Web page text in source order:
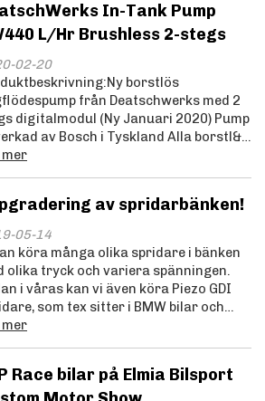
In-Tank Pump
L/Hr Brushless 2-stegs
02-20
borstlös
från Deatschwerks med 2
digitalmodul (Ny Januari 2020) Pump
av Bosch i Tyskland Alla borstl&…
mer
av spridarbänken!
05-14
köra många olika spridare i bänken
olika tryck och variera spänningen.
i våras kan vi även köra Piezo GDI
som tex sitter i BMW bilar och…
mer
Race bilar på Elmia Bilsport